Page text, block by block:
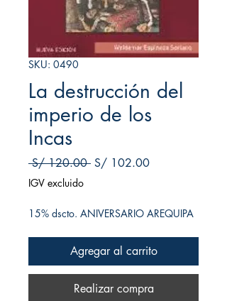
SKU: 0490
La destrucción del
imperio de los
Incas
S/ 120.00 Precio
S/ 102.00Precio de oferta
IGV excluido
15% dscto. ANIVERSARIO AREQUIPA
Agregar al carrito
Realizar compra